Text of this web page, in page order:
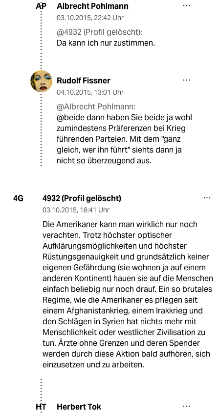
AP Albrecht Pohlmann
03.10.2015, 22:42 Uhr
@4932 (Profil gelöscht):
Da kann ich nur zustimmen.
Rudolf Fissner
04.10.2015, 13:01 Uhr
@Albrecht Pohlmann:
@beide dann haben Sie beide ja wohl
zumindestens Präferenzen bei Krieg
führenden Parteien. Mit dem "ganz
gleich, wer ihn führt" siehts dann ja
nicht so überzeugend aus.
4G 4932 (Profil gelöscht)
03.10.2015, 18:41 Uhr
Die Amerikaner kann man wirklich nur noch
verachten. Trotz höchster optischer
Aufklärungsmöglichkeiten und höchster
Rüstungsgenauigkeit und grundsätzlich keiner
eigenen Gefährdung (sie wohnen ja auf einem
anderen Kontinent) hauen sie auf die Menschen
einfach beliebig nur noch drauf. Ein so brutales
Regime, wie die Amerikaner es pflegen seit
einem Afghanistankrieg, einem Irakkrieg und
den Schlägen in Syrien hat nichts mehr mit
Menschlichkeit oder westlicher Zivilisation zu
tun. Ärzte ohne Grenzen und deren Spender
werden durch diese Aktion bald aufhören, sich
einzusetzen und zu arbeiten.
HT Herbert Tok